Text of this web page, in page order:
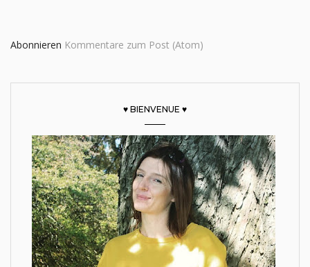
Abonnieren Kommentare zum Post (Atom)
♥ BIENVENUE ♥